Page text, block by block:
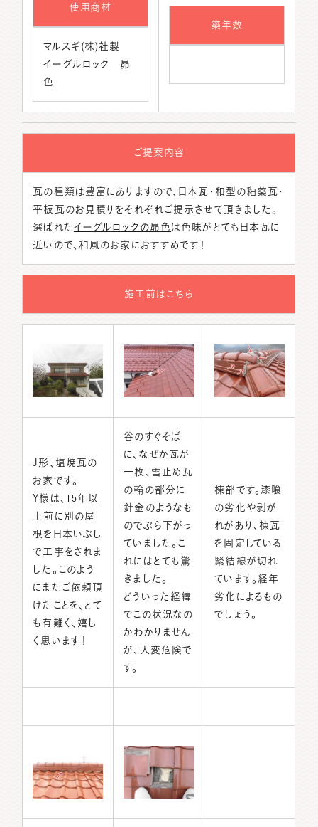
使用商材
マルスギ(株)社製
イーグルロック 昴
色
築年数
ご提案内容
瓦の種類は豊富にありますので、日本瓦・和型の釉薬瓦・
平板瓦のお見積りをそれぞれご提示させて頂きました。
選ばれた イーグルロックの昴色 は色味がとても日本瓦に
近いので、和風のお家におすすめです！
施工前はこちら
J形、塩焼瓦の
お家です。
Y様は、15年以
上前に別の屋
根を日本いぶし
で工事をされま
した。このよう
にまたご依頼頂
けたことを、とて
も有難く、嬉し
く思います！
谷のすぐそば
に、なぜか瓦が
一枚、雪止め瓦
の輪の部分に
針金のようなも
のでぶら下がっ
ていました。こ
れにはとても驚
きました。
どういった経緯
でこの状況なの
かわかりません
が、大変危険で
す。
棟部です。漆喰
の劣化や剥が
れがあり、棟瓦
を固定している
緊結線が切れ
ています。経年
劣化によるもの
でしょう。